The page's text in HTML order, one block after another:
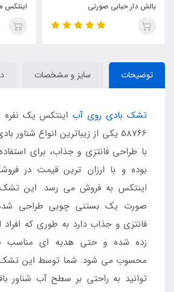
اینتکس مدل قایق سایبان دار
توضیحات سایز و مشخصات
تشک بادی روی آب اینتکس یک
58766 یکی از زیباترین انواع
با طراحی فانتزی و جذاب، برای
بوده و با ارزان ترین قیمت در
اینتکس به فروش می رسد. این
صورت یک بستنی چوبی طراحی
فانتزی و جذاب دارد به طوری که
زده شده و حتی هدیه ای مناسب
محسوب می شود. شما توسط این
توانید به راحتی بر سطح آب شناور